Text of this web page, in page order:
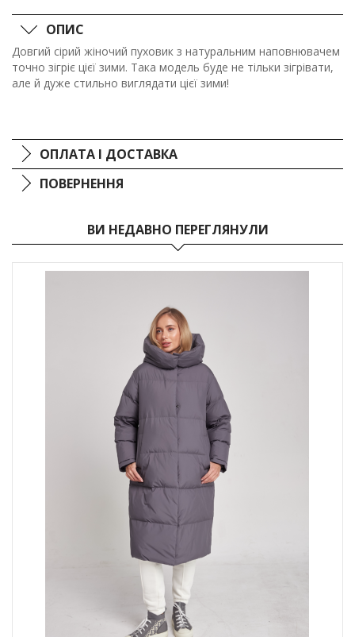
ОПИС
Довгий сірий жіночий пуховик з натуральним наповнювачем
точно зігріє цієї зими. Така модель буде не тільки зігрівати,
але й дуже стильно виглядати цієї зими!
ОПЛАТА І ДОСТАВКА
ПОВЕРНЕННЯ
ВИ НЕДАВНО ПЕРЕГЛЯНУЛИ